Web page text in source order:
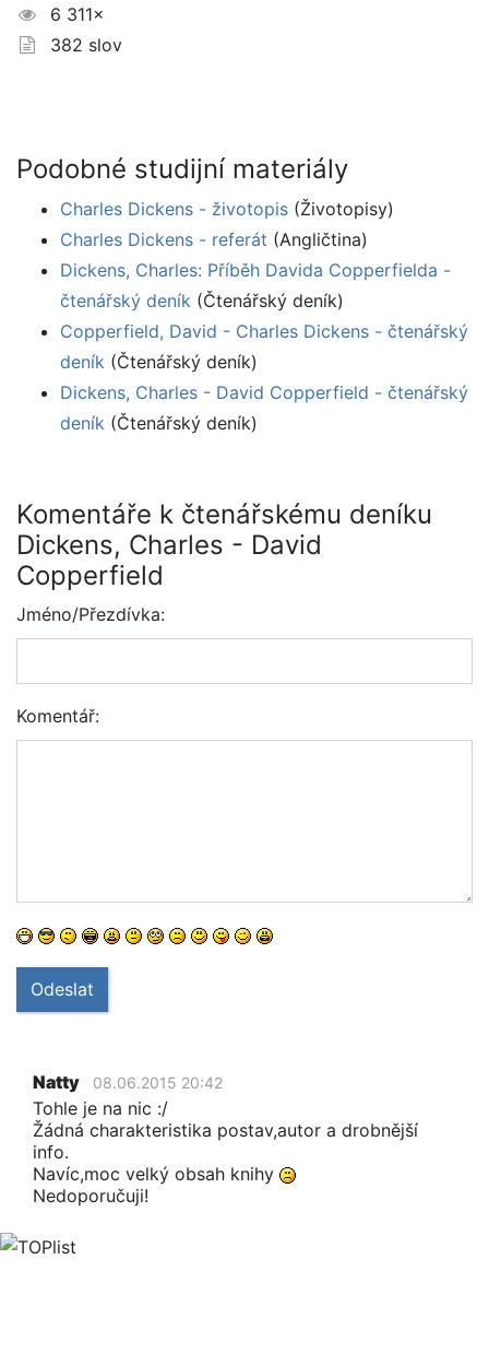
6 311×
382 slov
Podobné studijní materiály
Charles Dickens - životopis (Životopisy)
Charles Dickens - referát (Angličtina)
Dickens, Charles: Příběh Davida Copperfielda -
čtenářský deník (Čtenářský deník)
Copperfield, David - Charles Dickens - čtenářský
deník (Čtenářský deník)
Dickens, Charles - David Copperfield - čtenářský
deník (Čtenářský deník)
Komentáře k čtenářskému deníku
Dickens, Charles - David
Copperfield
Jméno/Přezdívka:
Komentář:
Odeslat
Natty 08.06.2015 20:42
Tohle je na nic :/
Žádná charakteristika postav,autor a drobnější
info.
Navíc,moc velký obsah knihy
Nedoporučuji!